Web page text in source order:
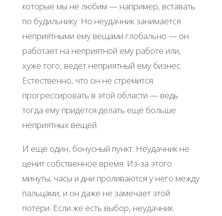
которые мы не любим — например, вставать
по будильнику. Но неудачник занимается
неприятными ему вещами глобально — он
работает на неприятной ему работе или,
хуже того, ведёт неприятный ему бизнес.
Естественно, что он не стремится
прогрессировать в этой области — ведь
тогда ему придётся делать ещё больше
неприятных вещей.
И ещё один, бонусный пункт. Неудачник не
ценит собственное время. Из-за этого
минуты, часы и дни проливаются у него между
пальцами, и он даже не замечает этой
потери. Если же есть выбор, неудачник